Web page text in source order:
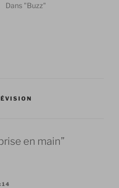
Dans "Buzz"
en main”